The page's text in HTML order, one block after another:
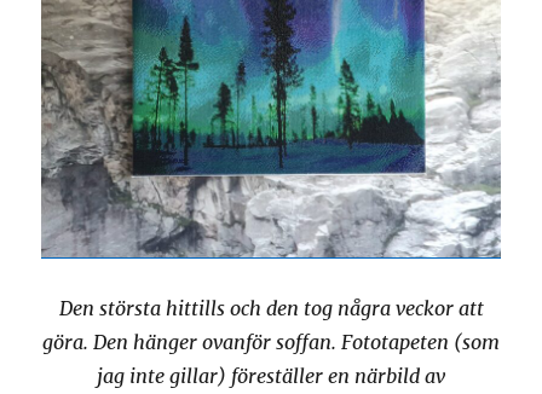
Den största hittills och den tog några veckor att
göra. Den hänger ovanför soffan. Fototapeten (som
jag inte gillar) föreställer en närbild av